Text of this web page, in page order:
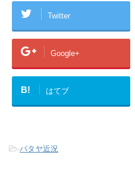
Twitter
Google+
B! はてブ
-パタヤ近況